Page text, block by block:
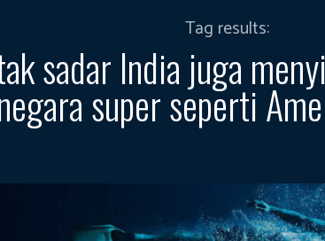
Tag results:
sadar India juga
super seperti